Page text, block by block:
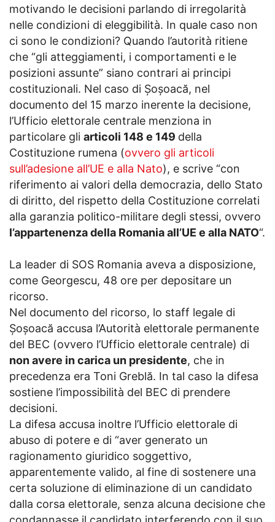
motivando le decisioni parlando di irregolarità
nelle condizioni di eleggibilità. In quale caso non
ci sono le condizioni? Quando l’autorità ritiene
che “gli atteggiamenti, i comportamenti e le
posizioni assunte” siano contrari ai principi
costituzionali. Nel caso di Șoșoacă, nel
documento del 15 marzo inerente la decisione,
l’Ufficio elettorale centrale menziona in
particolare gli articoli 148 e 149 della
Costituzione rumena (ovvero gli articoli
sull’adesione all’UE e alla Nato), e scrive “con
riferimento ai valori della democrazia, dello Stato
di diritto, del rispetto della Costituzione correlati
alla garanzia politico-militare degli stessi, ovvero
l’appartenenza della Romania all’UE e alla NATO“.
La leader di SOS Romania aveva a disposizione,
come Georgescu, 48 ore per depositare un
ricorso.
Nel documento del ricorso, lo staff legale di
Șoșoacă accusa l’Autorità elettorale permanente
del BEC (ovvero l’Ufficio elettorale centrale) di
non avere in carica un presidente, che in
precedenza era Toni Greblă. In tal caso la difesa
sostiene l’impossibilità del BEC di prendere
decisioni.
La difesa accusa inoltre l’Ufficio elettorale di
abuso di potere e di “aver generato un
ragionamento giuridico soggettivo,
apparentemente valido, al fine di sostenere una
certa soluzione di eliminazione di un candidato
dalla corsa elettorale, senza alcuna decisione che